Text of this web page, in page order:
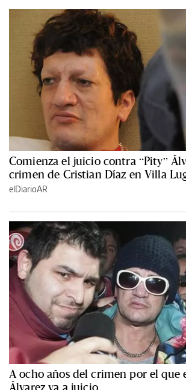
Comienza el juicio contra “Pity”
crimen de Cristian Díaz en Villa
elDiarioAR
A ocho años del crimen por el que
Álvarez va a juicio